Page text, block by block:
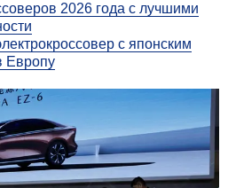
2026 года с лучшими
с японским
Европу